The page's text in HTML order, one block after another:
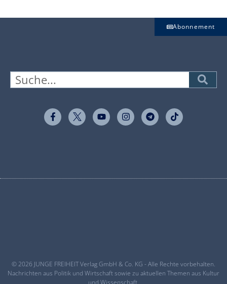
Abonnement
© 2026 JUNGE FREIHEIT Verlag GmbH & Co. KG - Alle Rechte vorbehalten.
Nachrichten aus Politik und Wirtschaft sowie zu aktuellen Themen aus Kultur